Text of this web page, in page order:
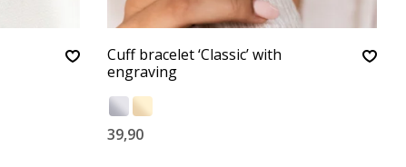
Cuff bracelet ‘Classic’ with
engraving
39,90